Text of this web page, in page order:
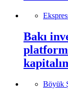
Bakı
Böyük